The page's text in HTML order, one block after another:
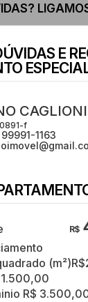
E
CAGLIONI
f
99991-1163
R$
(m²)R$
1.500,00
R$